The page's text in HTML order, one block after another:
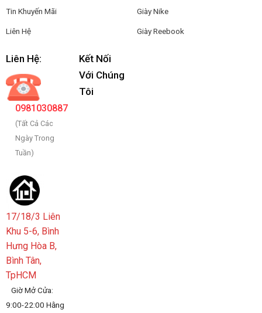
Tin Khuyến Mãi
Liên Hệ
Giày Nike
Giày Reebook
Liên Hệ:
0981030887
(Tất Cả Các
Ngày Trong
Tuần)
17/18/3 Liên
Khu 5-6, Bình
Hưng Hòa B,
Bình Tân,
TpHCM
Giờ Mở Cửa:
9:00-22:00 Hằng
Kết Nối
Với Chúng
Tôi